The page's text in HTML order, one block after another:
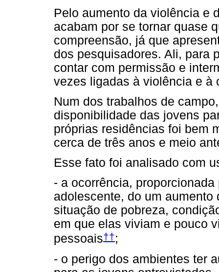
Pelo aumento da violência e
acabam por se tornar quase
compreensão, já que
dos pesquisadores. Ali, para
contar com permissão e
vezes ligadas à violência e à
Num dos trabalhos de
disponibilidade das jovens
próprias residências foi bem
cerca de três anos e meio
Esse fato foi analisado com
- a ocorrência,
adolescente, do um
situação de pobreza,
em que elas viviam e pouco
pessoais††;
- o perigo dos ambientes ter